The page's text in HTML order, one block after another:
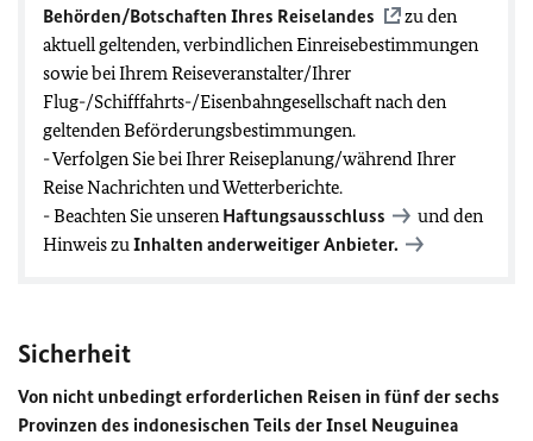
Behörden/Botschaften Ihres Reiselandes
zu den
aktuell geltenden, verbindlichen Einreisebestimmungen
sowie bei Ihrem Reiseveranstalter/Ihrer
Flug-/Schifffahrts-/Eisenbahngesellschaft nach den
geltenden Beförderungsbestimmungen.
- Verfolgen Sie bei Ihrer Reiseplanung/während Ihrer
Reise Nachrichten und Wetterberichte.
- Beachten Sie unseren Haftungsausschluss
und den
Hinweis zuInhalten anderweitiger Anbieter.
Sicherheit
Von nicht unbedingt erforderlichen Reisen in fünf der sechs
Provinzen des indonesischen Teils der Insel Neuguinea